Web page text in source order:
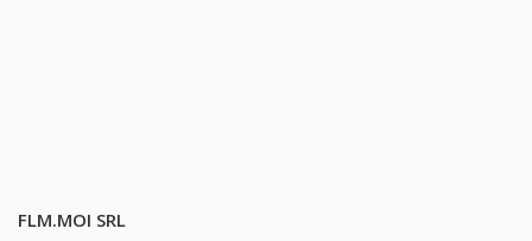
FLM.MOI SRL